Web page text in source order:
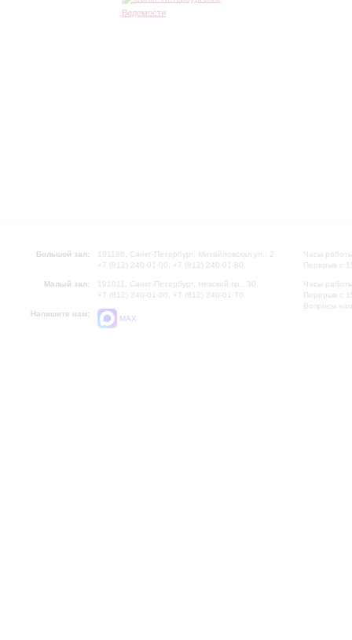
Большой зал:
191186, Санкт-Петербург, Михайловская ул., 2
+7 (812) 240-01-00, +7 (812) 240-01-80
Малый зал:
191011, Санкт-Петербург, Невский пр., 30
+7 (812) 240-01-00, +7 (812) 240-01-70
Напишите нам:
MAX
Часы
Перерыв с
Часы
Перерыв с
Вопросы